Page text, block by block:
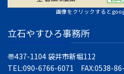
画像をクリックすると
立石やすひろ事務所
〠437-1104 袋井市新堀112
TEL:090-6766-6071 FAX:0538-